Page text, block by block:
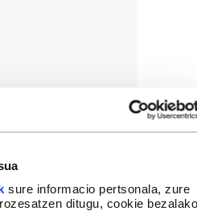
sure informacio pertsonala, zure
ditugu, cookie bezalako